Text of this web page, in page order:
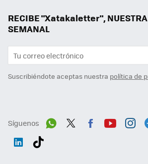
RECIBE "Xatakaletter", NUESTRA
SEMANAL
Suscribiéndote aceptas nuestra política de
Síguenos